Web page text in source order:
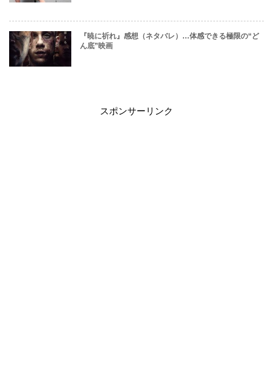
『暁に祈れ』感想（ネタバレ）…体感できる極限の“ど
ん底”映画
スポンサーリンク